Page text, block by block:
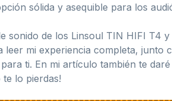
sólida y asequible para los
sonido de los Linsoul TIN HIFI T4
mi experiencia completa, junto
ti. En mi artículo también te
te lo pierdas!